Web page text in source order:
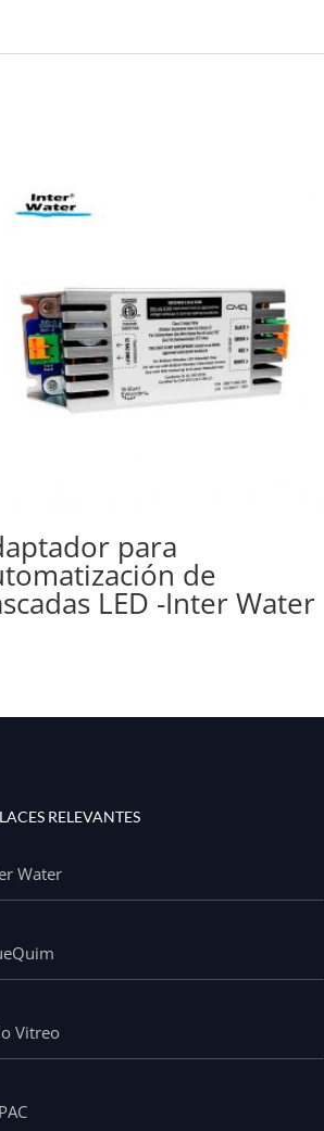
para
de
LED -Inter Water
RELEVANTES
Water
Vitreo